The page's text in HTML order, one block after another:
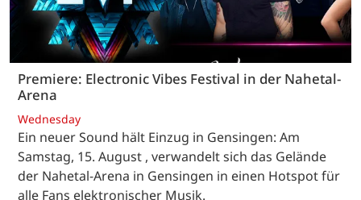
Premiere: Electronic Vibes Festival in der Nahetal-
Arena
Wednesday
Ein neuer Sound hält Einzug in Gensingen: Am
Samstag, 15. August , verwandelt sich das Gelände
der Nahetal-Arena in Gensingen in einen Hotspot für
alle Fans elektronischer Musik.